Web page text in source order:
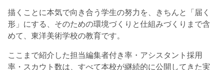
描くことに本気で向き合う学生の努力を、きちんと「届く
形」にする、そのための環境づくりと仕組みづくりまで含
めて、東洋美術学校の教育です。
ここまで紹介した担当編集者付き率・アシスタント採用
率・スカウト数は、すべて本校が継続的に公開してきた実